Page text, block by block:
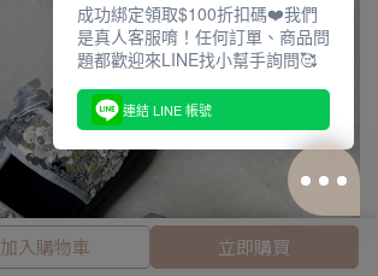
完成
加入購物車 立即購買
成功綁定領取$100折扣碼❤️我們
是真人客服唷！任何訂單、商品問
題都歡迎來LINE找小幫手詢問🥰
連結 LINE 帳號